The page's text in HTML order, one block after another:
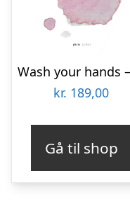
kr. 189,00
Gå til shop